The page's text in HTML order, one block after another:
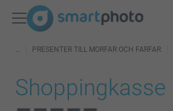
PRESENTER TILL MORFAR OCH FARFAR
Shoppingkasse